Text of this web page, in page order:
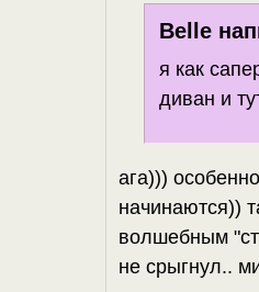
Belle
я как
диван и
ага)))
начинаются))
волшебным
не срыгнул..